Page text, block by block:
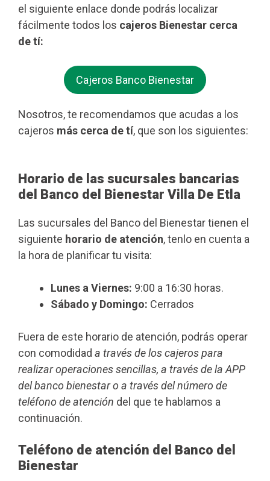
el siguiente enlace donde podrás localizar
fácilmente todos los cajeros Bienestar cerca
de tí:
Cajeros Banco Bienestar
Nosotros, te recomendamos que acudas a los
cajeros más cerca de tí, que son los siguientes:
Horario de las sucursales bancarias
del Banco del Bienestar Villa De Etla
Las sucursales del Banco del Bienestar tienen el
siguiente horario de atención, tenlo en cuenta a
la hora de planificar tu visita:
Lunes a Viernes: 9:00 a 16:30 horas.
Sábado y Domingo: Cerrados
Fuera de este horario de atención, podrás operar
con comodidad a través de los cajeros para
realizar operaciones sencillas, a través de la APP
del banco bienestar o a través del número de
teléfono de atención del que te hablamos a
continuación.
Teléfono de atención del Banco del
Bienestar